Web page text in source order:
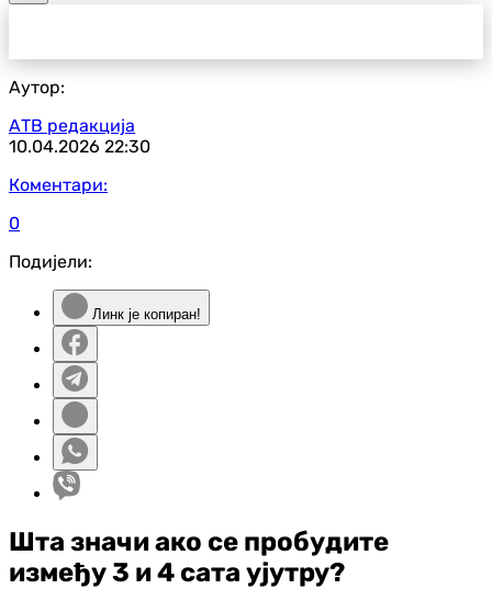
Аутор:
АТВ редакција
10.04.2026 22:30
Коментари:
0
Подијели:
Линк је копиран!
Шта значи ако се пробудите
између 3 и 4 сата ујутру?